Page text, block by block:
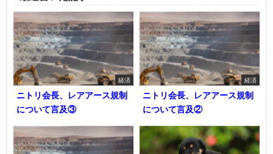
経済
ニトリ会長、レアアース規制
について言及③
経済
ニトリ会長、レアアース規制
について言及②